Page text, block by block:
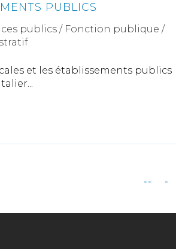
PUBLICS
publics / Fonction publique /
et les établissements publics
<< <